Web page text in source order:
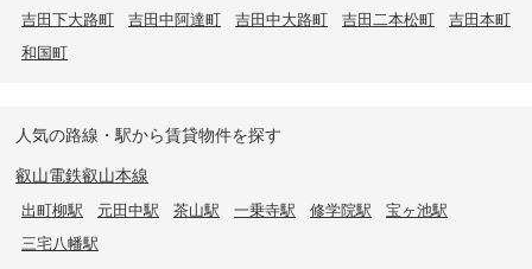
吉田下大路町
吉田中阿達町 吉田中大路町 吉田二本松町
吉田本町
和国町
人気の路線・駅から賃貸物件を探す
叡山電鉄叡山本線
出町柳駅 元田中駅 茶山駅 一乗寺駅 修学院駅
宝ヶ池駅
三宅八幡駅